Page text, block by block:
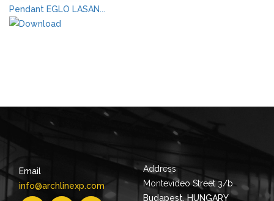
Pendant EGLO LASAN...
Email
info@archlinexp.com
Address
Montevideo Street 3/b
Budapest, HUNGARY